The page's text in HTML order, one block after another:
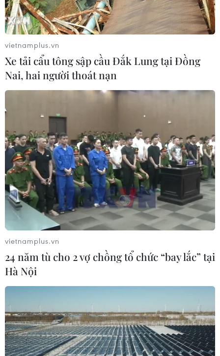
vietnamplus.vn
Xe tải cẩu tông sập cầu Đắk Lung tại Đồng
Nai, hai người thoát nạn
vietnamplus.vn
24 năm tù cho 2 vợ chồng tổ chức “bay lắc” tại
Hà Nội